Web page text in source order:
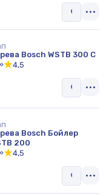
Bosch WSTB 300 C
4,5
Bosch Бойлер
200
4,5